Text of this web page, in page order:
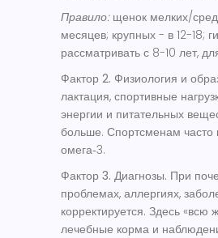
Правило:щенок мелких/
месяцев; крупных - в 12-18;
рассматривать с 8-10 лет,
Фактор 2. Физиология и
лактация, спортивные
энергии и питательных
больше. Спортсменам часто
омега‑3.
Фактор 3. Диагнозы. При
проблемах, аллергиях,
корректируется. Здесь
лечебные корма и